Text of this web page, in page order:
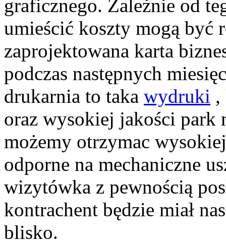
graficznego. Zależnie od
umieścić koszty mogą być
zaprojektowana karta
podczas następnych
drukarnia to taka wydruki ,
oraz wysokiej jakości park
możemy otrzymac
odporne na mechaniczne
wizytówka z pewnością
kontrachent będzie miał
blisko.